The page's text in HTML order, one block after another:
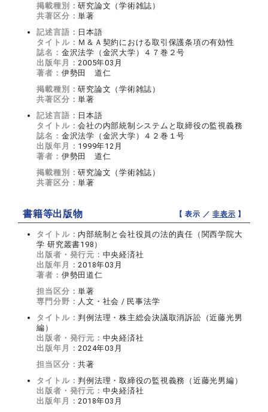
掲載種別：研究論文（学術雑誌）
共著区分：単著
記述言語： 日本語
タイトル： Ｍ＆Ａ契約における取引保護条項の有効性
誌名： 金沢法学（金沢大学）４７巻２号
出版年月：2005年03月
著者： 伊勢田 道仁
掲載種別：研究論文（学術雑誌）
共著区分：単著
記述言語： 日本語
タイトル：会社の内部統制システムと取締役の監視義務
誌名： 金沢法学（金沢大学）４２巻１号
出版年月： 1999年12月
著者： 伊勢田 道仁
掲載種別：研究論文（学術雑誌）
共著区分：単著
書籍等出版物 【 表示 ／非表示 】
タイトル： 内部統制と会社役員の法的責任（関西学院大
学 研究叢書198）
出版者・発行元： 中央経済社
出版年月：2018年03月
著者： 伊勢田道仁
担当区分：単著
専門分野： 人文・社会 / 民事法学
タイトル： 判例法理・株主総会決議取消訴訟（近藤光男
編）
出版者・発行元： 中央経済社
出版年月：2024年03月
担当区分：共著
タイトル： 判例法理・取締役の監視義務（近藤光男編）
出版者・発行元： 中央経済社
出版年月：2018年03月